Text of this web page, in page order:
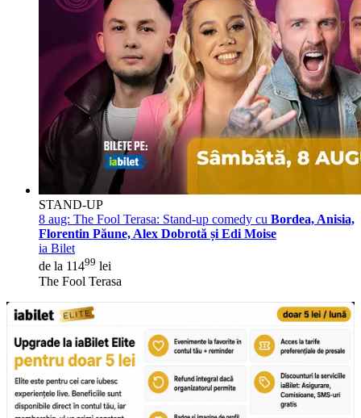
STAND-UP
8 aug: The Fool Terasa: Stand-up comedy cu Bordea, Anisia,
Florentin Păune, Alex Dobrotă și Edi Moise
ia Bilet
de la 11499 lei
The Fool Terasa